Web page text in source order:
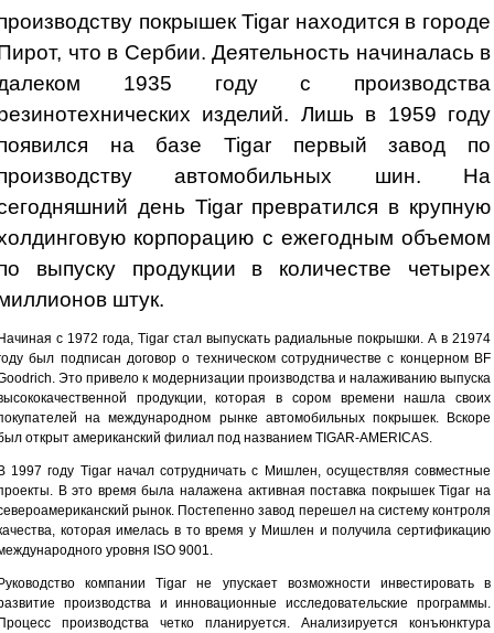
покрышек Tigar находится в городе
что в Сербии. Деятельность начиналась в
1935 году с производства
изделий. Лишь в 1959 году
на базе Tigar первый завод по
автомобильных шин. На
день Tigar превратился в крупную
корпорацию с ежегодным объемом
выпуску продукции в количестве четырех
штук.
с 1972 года, Tigar стал выпускать радиальные покрышки. А в 21974
был подписан договор о техническом сотрудничестве с концерном BF
Это привело к модернизации производства и налаживанию выпуска
продукции, которая в сором времени нашла своих
на международном рынке автомобильных покрышек. Вскоре
открыт американский филиал под названием TIGAR-AMERICAS.
1997 году Tigar начал сотрудничать с Мишлен, осуществляя совместные
В это время была налажена активная поставка покрышек Tigar на
рынок. Постепенно завод перешел на систему контроля
которая имелась в то время у Мишлен и получила сертификацию
уровня ISO 9001.
компании Tigar не упускает возможности инвестировать в
производства и инновационные исследовательские программы.
производства четко планируется. Анализируется конъюнктура